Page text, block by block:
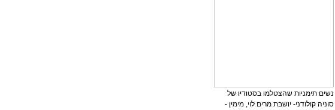
נשים תימניות שהצטלמו בסטודיו של
סוניה קולודני- יושבת מרים לוי, מימין -